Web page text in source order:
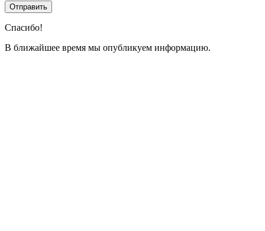
Спасибо!
В ближайшее время мы опубликуем информацию.